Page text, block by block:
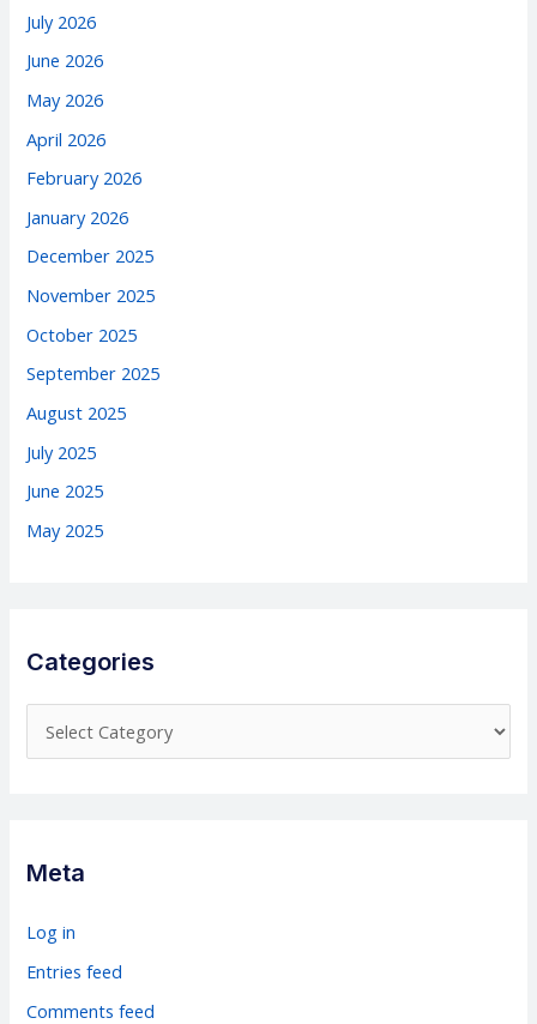
July 2026
June 2026
May 2026
April 2026
February 2026
January 2026
December 2025
November 2025
October 2025
September 2025
August 2025
July 2025
June 2025
May 2025
Categories
a
g
r
i
Meta
Log in
Entries feed
Comments feed